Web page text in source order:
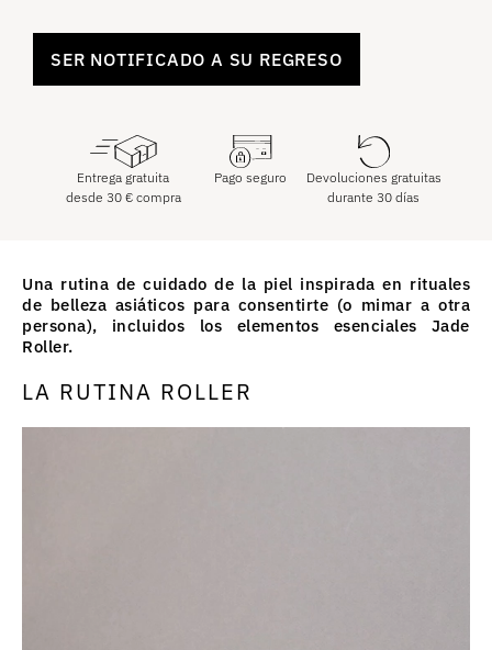
SER NOTIFICADO A SU REGRESO
Entrega gratuita
desde 30 €compra
Pago seguro
Devoluciones gratuitas
durante 30 días
Una rutina de cuidado de la piel inspirada en rituales
de belleza asiáticos para consentirte (o mimar a otra
persona), incluidos los elementos esenciales Jade
Roller.
LA RUTINA ROLLER